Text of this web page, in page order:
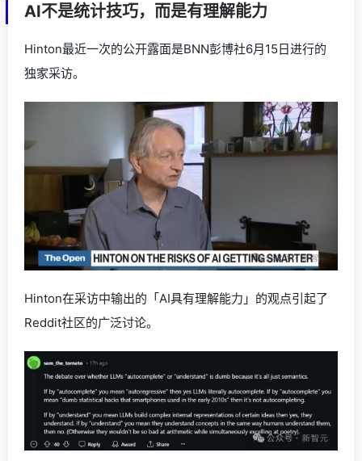
AI不是统计技巧，而是有理解能力
Hinton最近一次的公开露面是BNN彭博社6月15日进行的
独家采访。
Hinton在采访中输出的「AI具有理解能力」的观点引起了
Reddit社区的广泛讨论。